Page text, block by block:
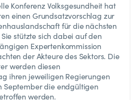
Konferenz Volksgesundheit hat
einen Grundsatzvorschlag zur
für die nächsten
stützte sich dabei auf den
Expertenkommission
der Akteure des Sektors. Die
werden diesen
ihren jeweiligen Regierungen
September die endgültigen
werden.